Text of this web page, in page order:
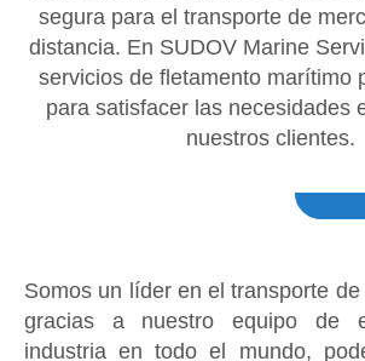
segura para el transporte de
distancia. En SUDOV Marine
servicios de fletamento marítimo
para satisfacer las necesidades
nuestros clientes.
Somos un líder en el transporte
gracias a nuestro equipo de
industria en todo el mundo,